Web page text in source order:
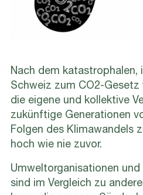
Nach dem katastrophalen,
Schweiz zum CO2-Gesetz
die eigene und kollektive
zukünftige Generationen
Folgen des Klimawandels
hoch wie nie zuvor.
Umweltorganisationen
sind im Vergleich zu